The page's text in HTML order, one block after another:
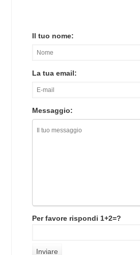
Il tuo nome:
La tua email:
Messaggio:
Per favore rispondi 1+2=?